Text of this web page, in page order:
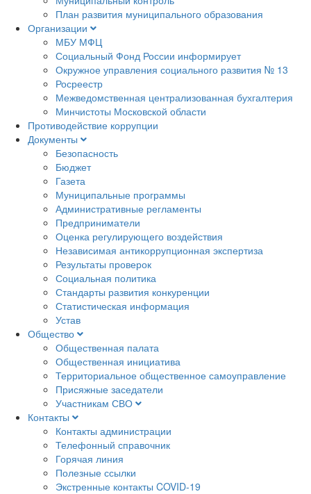
План развития муниципального образования
Организации
МБУ МФЦ
Социальный Фонд России информирует
Окружное управления социального развития № 13
Росреестр
Межведомственная централизованная бухгалтерия
Минчистоты Московской области
Противодействие коррупции
Документы
Безопасность
Бюджет
Газета
Муниципальные программы
Административные регламенты
Предприниматели
Оценка регулирующего воздействия
Независимая антикоррупционная экспертиза
Результаты проверок
Социальная политика
Стандарты развития конкуренции
Статистическая информация
Устав
Общество
Общественная палата
Общественная инициатива
Территориальное общественное самоуправление
Присяжные заседатели
Участникам СВО
Контакты
Контакты администрации
Телефонный справочник
Горячая линия
Полезные ссылки
Экстренные контакты COVID-19